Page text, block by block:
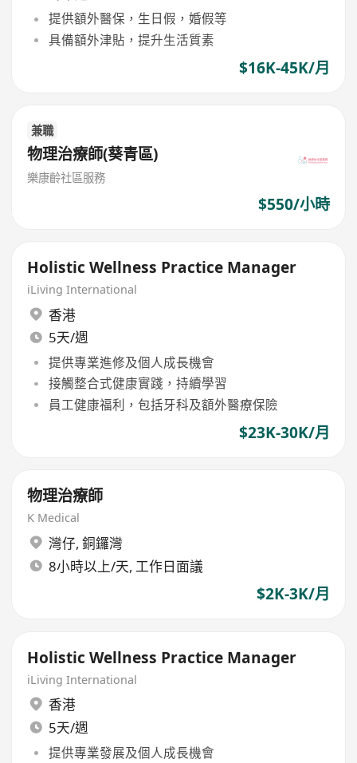
提供額外醫保，生日假，婚假等
具備額外津貼，提升生活質素
$16K-45K/月
兼職
物理治療師(葵青區)
樂康齡社區服務
$550/小時
Holistic Wellness Practice Manager
iLiving International
香港
5天/週
提供專業進修及個人成長機會
接觸整合式健康實踐，持續學習
員工健康福利，包括牙科及額外醫療保險
$23K-30K/月
物理治療師
K Medical
灣仔, 銅鑼灣
8小時以上/天, 工作日面議
$2K-3K/月
Holistic Wellness Practice Manager
iLiving International
香港
5天/週
提供專業發展及個人成長機會